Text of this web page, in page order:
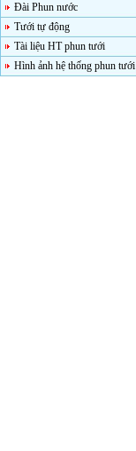
Đài Phun nước
Tưới tự động
Tài liệu HT phun tưới
Hình ảnh hệ thống phun tưới